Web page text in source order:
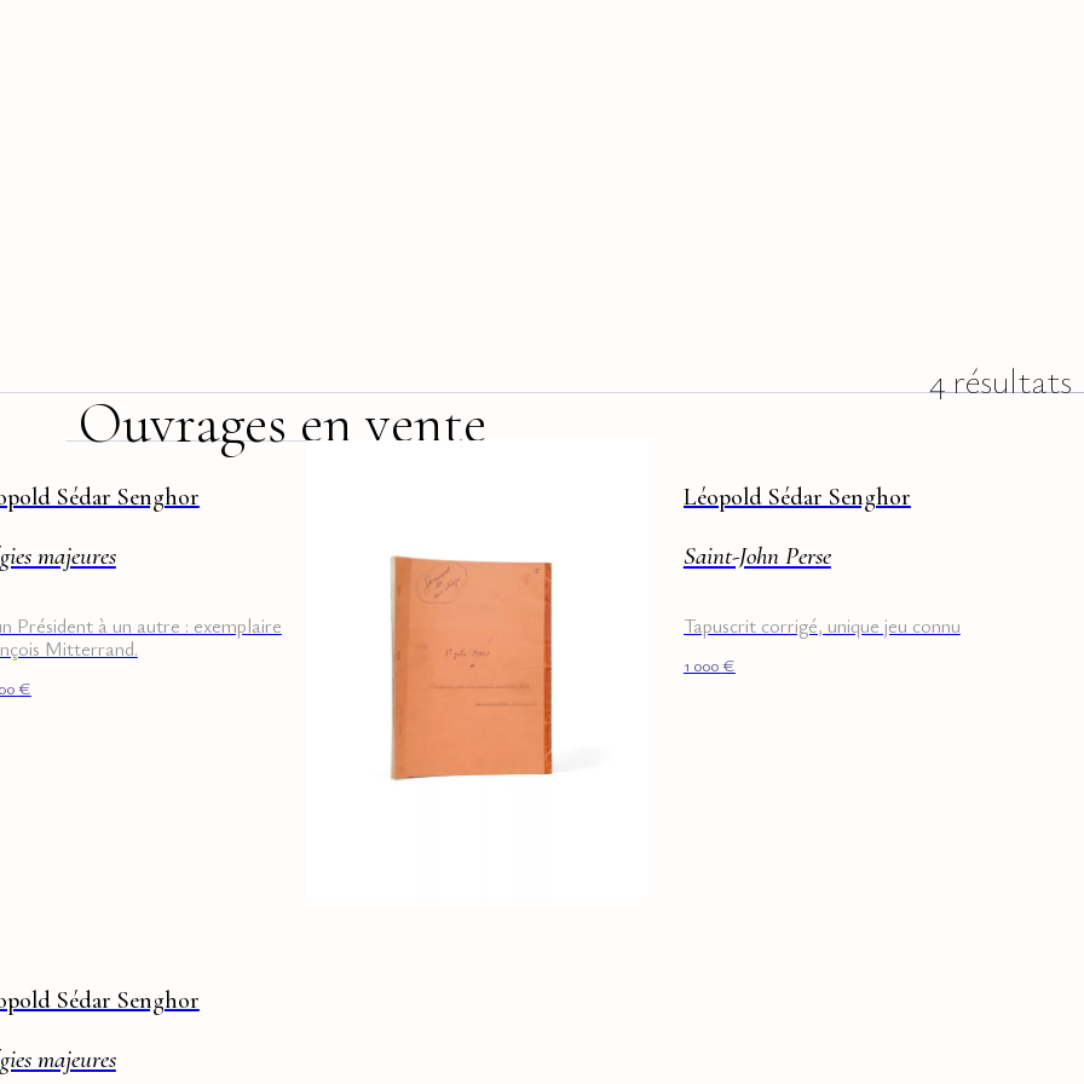
Ouvrages en vente
4 résultats
Sédar Senghor
majeures
Président à un autre : exemplaire
Mitterrand.
€
Léopold Sédar Senghor
Saint-John Perse
Tapuscrit corrigé, unique jeu connu
1 000€
Sédar Senghor
majeures